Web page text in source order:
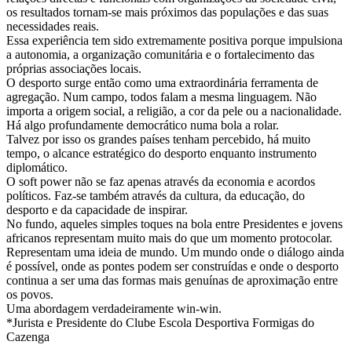
os resultados tornam-se mais próximos das populações e das suas
necessidades reais.
Essa experiência tem sido extremamente positiva porque impulsiona
a autonomia, a organização comunitária e o fortalecimento das
próprias associações locais.
O desporto surge então como uma extraordinária ferramenta de
agregação. Num campo, todos falam a mesma linguagem. Não
importa a origem social, a religião, a cor da pele ou a nacionalidade.
Há algo profundamente democrático numa bola a rolar.
Talvez por isso os grandes países tenham percebido, há muito
tempo, o alcance estratégico do desporto enquanto instrumento
diplomático.
O soft power não se faz apenas através da economia e acordos
políticos. Faz-se também através da cultura, da educação, do
desporto e da capacidade de inspirar.
No fundo, aqueles simples toques na bola entre Presidentes e jovens
africanos representam muito mais do que um momento protocolar.
Representam uma ideia de mundo. Um mundo onde o diálogo ainda
é possível, onde as pontes podem ser construídas e onde o desporto
continua a ser uma das formas mais genuínas de aproximação entre
os povos.
Uma abordagem verdadeiramente win-win.
*Jurista e Presidente do Clube Escola Desportiva Formigas do
Cazenga